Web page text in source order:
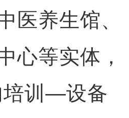
医养生馆、
心等实体，
培训—设备